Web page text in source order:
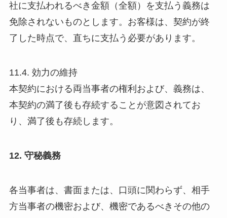
社に支払われるべき金額（全額）を支払う義務は
免除されないものとします。お客様は、契約が終
了した時点で、直ちに支払う必要があります。
11.4. 効力の維持
本契約における両当事者の権利および、義務は、
本契約の満了後も存続することが意図されてお
り、満了後も存続します。
12. 守秘義務
各当事者は、書面または、口頭に関わらず、相手
方当事者の機密および、機密であるべきその他の